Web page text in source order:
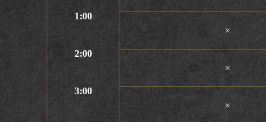
1:00
×
2:00
×
3:00
×